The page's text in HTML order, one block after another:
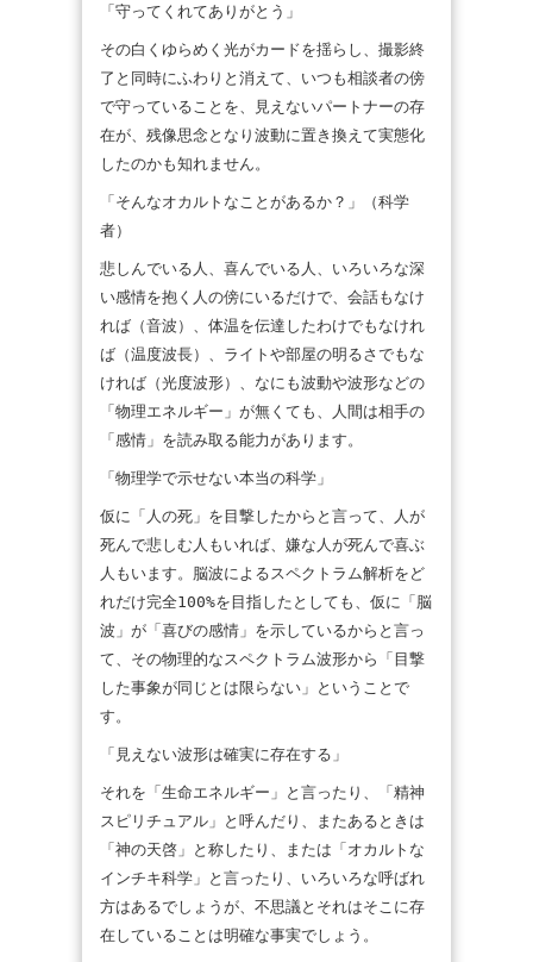
「守ってくれてありがとう」
その白くゆらめく光がカードを揺らし、撮影終
了と同時にふわりと消えて、いつも相談者の傍
で守っていることを、見えないパートナーの存
在が、残像思念となり波動に置き換えて実態化
したのかも知れません。
「そんなオカルトなことがあるか？」（科学
者）
悲しんでいる人、喜んでいる人、いろいろな深
い感情を抱く人の傍にいるだけで、会話もなけ
れば（音波）、体温を伝達したわけでもなけれ
ば（温度波長）、ライトや部屋の明るさでもな
ければ（光度波形）、なにも波動や波形などの
「物理エネルギー」が無くても、人間は相手の
「感情」を読み取る能力があります。
「物理学で示せない本当の科学」
仮に「人の死」を目撃したからと言って、人が
死んで悲しむ人もいれば、嫌な人が死んで喜ぶ
人もいます。脳波によるスペクトラム解析をど
れだけ完全100%を目指したとしても、仮に「脳
波」が「喜びの感情」を示しているからと言っ
て、その物理的なスペクトラム波形から「目撃
した事象が同じとは限らない」ということで
す。
「見えない波形は確実に存在する」
それを「生命エネルギー」と言ったり、「精神
スピリチュアル」と呼んだり、またあるときは
「神の天啓」と称したり、または「オカルトな
インチキ科学」と言ったり、いろいろな呼ばれ
方はあるでしょうが、不思議とそれはそこに存
在していることは明確な事実でしょう。